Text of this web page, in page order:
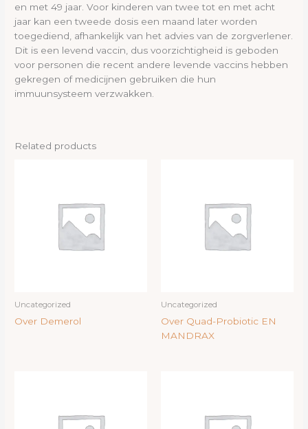
en met 49 jaar. Voor kinderen van twee tot en met acht
jaar kan een tweede dosis een maand later worden
toegediend, afhankelijk van het advies van de zorgverlener.
Dit is een levend vaccin, dus voorzichtigheid is geboden
voor personen die recent andere levende vaccins hebben
gekregen of medicijnen gebruiken die hun
immuunsysteem verzwakken.
Related products
Uncategorized
Over Demerol
Uncategorized
Over Quad-Probiotic EN
MANDRAX